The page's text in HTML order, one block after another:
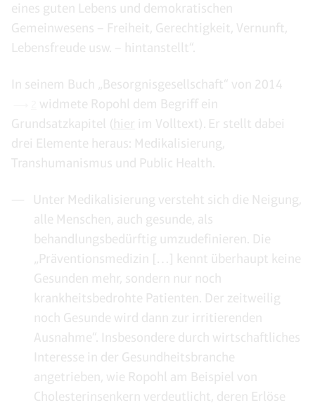
eines guten Lebens und demokratischen
Gemeinwesens – Freiheit, Gerechtigkeit, Vernunft,
Lebensfreude usw. – hintanstellt“.
In seinem Buch „Besorgnisgesellschaft“ von 2014
widmete Ropohl dem Begriff ein
Grundsatzkapitel ( hier im Volltext). Er stellt dabei
drei Elemente heraus: Medikalisierung,
Transhumanismus und Public Health.
Unter Medikalisierung versteht sich die Neigung,
alle Menschen, auch gesunde, als
behandlungsbedürftig umzudefinieren. Die
„Präventionsmedizin […] kennt überhaupt keine
Gesunden mehr, sondern nur noch
krankheitsbedrohte Patienten. Der zeitweilig
noch Gesunde wird dann zur irritierenden
Ausnahme“. Insbesondere durch wirtschaftliches
Interesse in der Gesundheitsbranche
angetrieben, wie Ropohl am Beispiel von
Cholesterinsenkern verdeutlicht, deren Erlöse